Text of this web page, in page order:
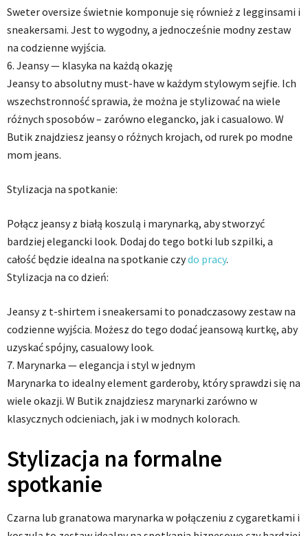
Sweter oversize świetnie komponuje się również z legginsami i
sneakersami. Jest to wygodny, a jednocześnie modny zestaw
na codzienne wyjścia.
6. Jeansy — klasyka na każdą okazję
Jeansy to absolutny must-have w każdym stylowym sejfie. Ich
wszechstronność sprawia, że można je stylizować na wiele
różnych sposobów – zarówno elegancko, jak i casualowo. W
Butik znajdziesz jeansy o różnych krojach, od rurek po modne
mom jeans.
Stylizacja na spotkanie:
Połącz jeansy z białą koszulą i marynarką, aby stworzyć
bardziej elegancki look. Dodaj do tego botki lub szpilki, a
całość będzie idealna na spotkanie czydo pracy.
Stylizacja na co dzień:
Jeansy z t-shirtem i sneakersami to ponadczasowy zestaw na
codzienne wyjścia. Możesz do tego dodać jeansową kurtkę, aby
uzyskać spójny, casualowy look.
7. Marynarka — elegancja i styl w jednym
Marynarka to idealny element garderoby, który sprawdzi się na
wiele okazji. W Butik znajdziesz marynarki zarówno w
klasycznych odcieniach, jak i w modnych kolorach.
Stylizacja na formalne
spotkanie
Czarna lub granatowa marynarka w połączeniu z cygaretkami i